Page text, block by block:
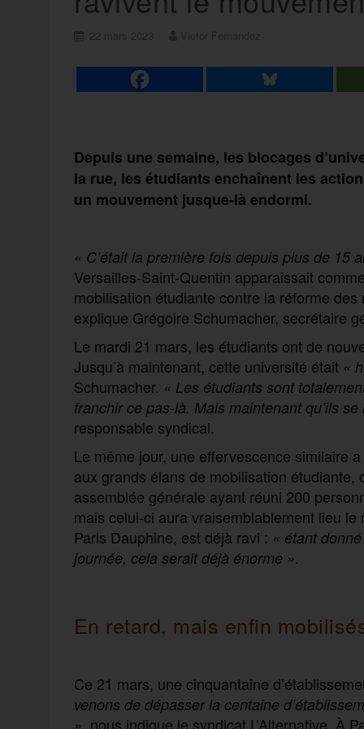
Depuis une semaine, les blocages
la rue, les étudiants enchaînent les
un mouvement jusque-là endormi.
« C’était la première fois depuis plus de 15
Versailles-Saint-Quentin apparaissait
mobilisation étudiante contre la réforme des
explique Grégoire Schumacher, secrétaire
Le mardi 21 mars, les étudiants ont de
Jusqu’à maintenant, cette université était «
Schumacher. « Les étudiants sont
franchir ce pas-là. Mais maintenant qu’ils
responsable syndical.
Le même jour, une effervescence similaire
aux grands élans de mobilisation étudiante,
assemblée générale ayant réuni 200
mais celui-ci aura vraisemblablement lieu
Paris Dauphine, est déjà ravi : « étant
journée, cela serait déjà énorme ».
En retard, mais enfin
Ce 21 mars, une cinquantaine
venons de dépasser la centaine
», nous indique le syndicat L’Alternative. À